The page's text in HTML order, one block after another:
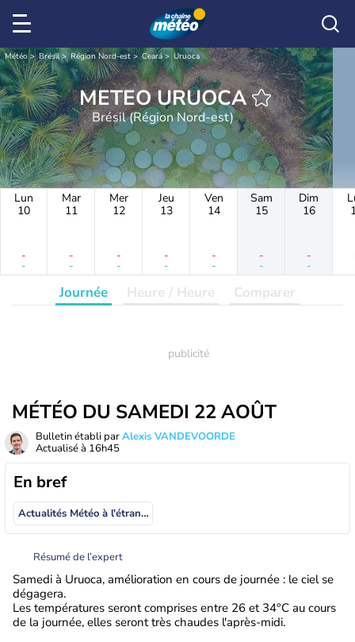
Météo Brésil Région Nord-est Ceará Uruoca
METEO URUOCA
Brésil (Région Nord-est)
Lun
10
-
-
Mar
11
-
-
Mer
12
-
-
Jeu
13
-
-
Ven
14
-
-
Sam
15
-
-
Dim
16
-
-
Journée Heure / Heure Comparer
MÉTÉO DU SAMEDI 22 AOÛT
Bulletin établi parAlexis VANDEVOORDE
Actualisé à 16h45
En bref
Actualités Météo à l'étranger
Résumé de l’expert
Samedi à Uruoca, amélioration en cours de journée : le ciel se
dégagera.
Les températures seront comprises entre 26 et 34°C au cours
de la journée, elles seront très chaudes l'après-midi.